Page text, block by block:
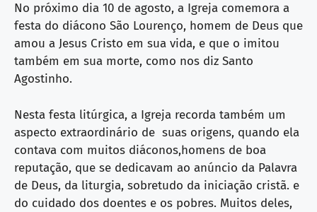
No próximo dia 10 de agosto, a Igreja comemora a
festa do diácono São Lourenço, homem de Deus que
amou a Jesus Cristo em sua vida, e que o imitou
também em sua morte, como nos diz Santo
Agostinho.
Nesta festa litúrgica, a Igreja recorda também um
aspecto extraordinário de suas origens, quando ela
contava com muitos diáconos,homens de boa
reputação, que se dedicavam ao anúncio da Palavra
de Deus, da liturgia, sobretudo da iniciação cristã. e
do cuidado dos doentes e os pobres. Muitos deles,